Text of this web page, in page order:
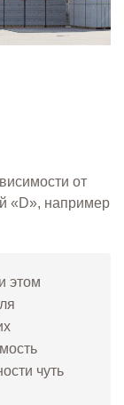
от
«D», например
этом
чуть